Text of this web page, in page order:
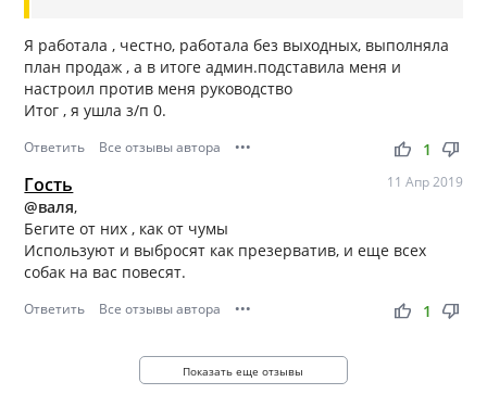
Я работала , честно, работала без выходных, выполняла
план продаж , а в итоге админ.подставила меня и
настроил против меня руководство
Итог , я ушла з/п 0.
Ответить Все отзывы автора ••• thumb_up thumb_down
1
Гость 11 Апр 2019
@валя,
Бегите от них , как от чумы
Используют и выбросят как презерватив, и еще всех
собак на вас повесят.
Ответить Все отзывы автора ••• thumb_up thumb_down
1
Показать еще отзывы